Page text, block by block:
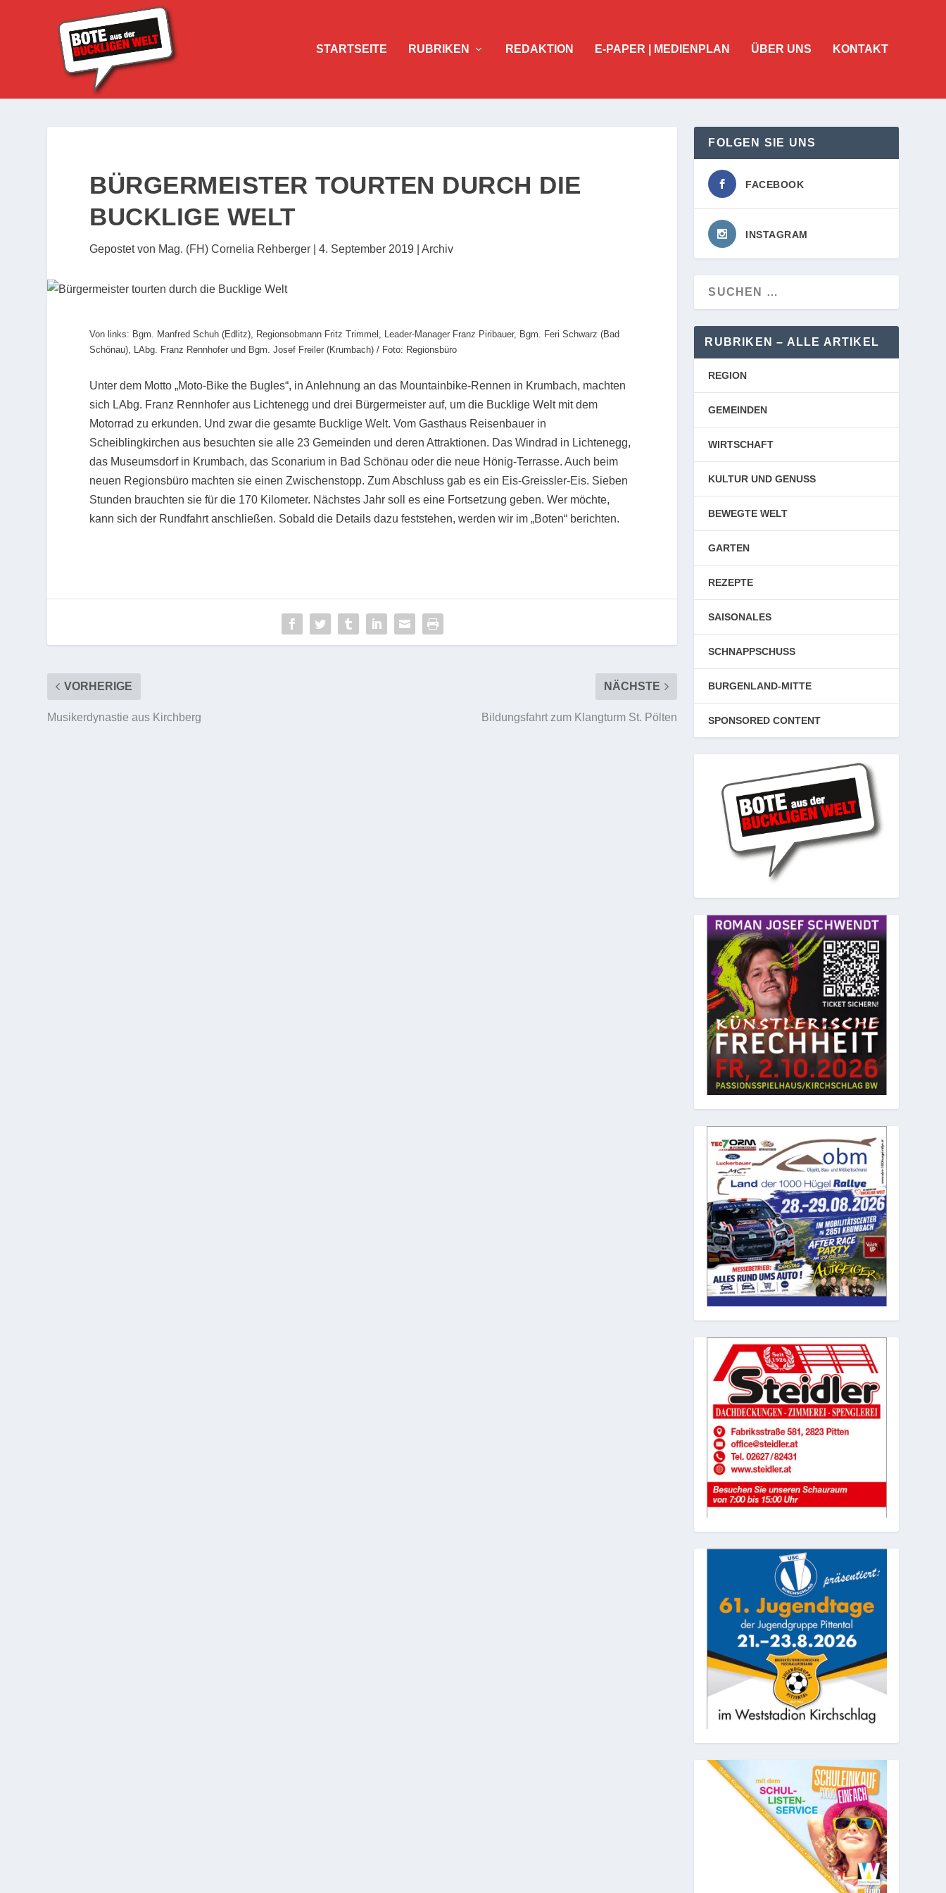
STARTSEITE RUBRIKEN REDAKTION E-PAPER | MEDIENPLAN ÜBER UNS KONTAKT
BÜRGERMEISTER TOURTEN DURCH DIE
BUCKLIGE WELT
Gepostet von Mag. (FH) Cornelia Rehberger |4. September 2019 |Archiv
Von links: Bgm. Manfred Schuh (Edlitz), Regionsobmann Fritz Trimmel, Leader-Manager Franz Piribauer, Bgm. Feri Schwarz (Bad
Schönau), LAbg. Franz Rennhofer und Bgm. Josef Freiler (Krumbach) / Foto: Regionsbüro
Unter dem Motto „Moto-Bike the Bugles“, in Anlehnung an das Mountainbike-Rennen in Krumbach, machten
sich LAbg. Franz Rennhofer aus Lichtenegg und drei Bürgermeister auf, um die Bucklige Welt mit dem
Motorrad zu erkunden. Und zwar die gesamte Bucklige Welt. Vom Gasthaus Reisenbauer in
Scheiblingkirchen aus besuchten sie alle 23 Gemeinden und deren Attraktionen. Das Windrad in Lichtenegg,
das Museumsdorf in Krumbach, das Sconarium in Bad Schönau oder die neue Hönig-Terrasse. Auch beim
neuen Regionsbüro machten sie einen Zwischenstopp. Zum Abschluss gab es ein Eis-Greissler-Eis. Sieben
Stunden brauchten sie für die 170 Kilometer. Nächstes Jahr soll es eine Fortsetzung geben. Wer möchte,
kann sich der Rundfahrt anschließen. Sobald die Details dazu feststehen, werden wir im „Boten“ berichten.
VORHERIGE
Musikerdynastie aus Kirchberg
NÄCHSTE
Bildungsfahrt zum Klangturm St. Pölten
FOLGEN SIE UNS
FACEBOOK
INSTAGRAM
RUBRIKEN – ALLE ARTIKEL
REGION
GEMEINDEN
WIRTSCHAFT
KULTUR UND GENUSS
BEWEGTE WELT
GARTEN
REZEPTE
SAISONALES
SCHNAPPSCHUSS
BURGENLAND-MITTE
SPONSORED CONTENT